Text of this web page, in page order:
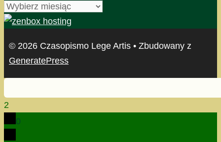
archiwum
© 2026 Czasopismo Lege Artis • Zbudowany z
GeneratePress
2
0